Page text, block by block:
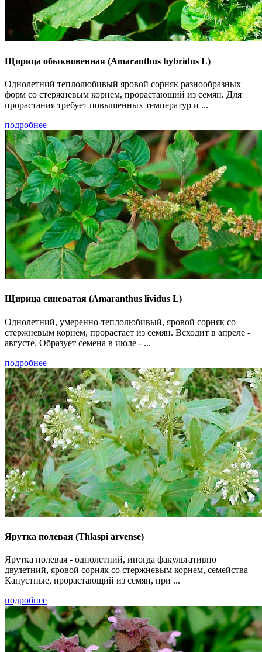
Щирица обыкновенная (Amaranthus hybridus L)
Однолетний теплолюбивый яровой сорняк разнообразных
форм со стержневым корнем, прорастающий из семян. Для
прорастания требует повышенных температур и ...
подробнее
Щирица синеватая (Amaranthus lividus L)
Однолетний, умеренно-теплолюбивый, яровой сорняк со
стержневым корнем, прорастает из семян. Всходит в апреле -
августе. Образует семена в июле - ...
подробнее
Ярутка полевая (Thlaspi arvense)
Ярутка полевая - однолетний, иногда факультативно
двулетний, яровой сорняк со стержневым корнем, семейства
Капустные, прорастающий из семян, при ...
подробнее